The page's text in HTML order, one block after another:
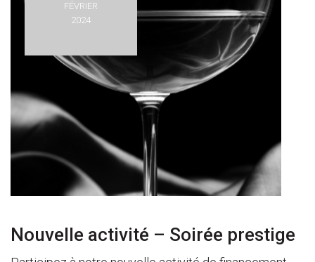
FÉVRIER
2024
Nouvelle activité – Soirée prestige